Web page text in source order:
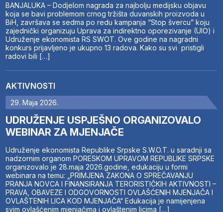
BANJALUKA – Dodjelom nagrada za najbolju medijsku objavu
koja se bavi problemom crnog tržišta duvanskih proizvoda u
BiH, završava se sedma po redu kampanja “Stop švercu” koju
zajednički organizuju Uprava za indirektno oporezivanje (UIO) i
Udruženje ekonomista RS SWOT. Ove godine na nagradni
konkurs prijavljeno je ukupno 13 radova. Kako su svi pristigli
radovi bili […]
AKTIVNOSTI
29. Maja 2026.
UDRUŽENJE USPJEŠNO ORGANIZOVALO
WEBINAR ZA MJENJAČE
Udruženje ekonomista Republike Srpske S.W.O.T. u saradnji sa
nadzornim organom PORESKOM UPRAVOM REPUBLIKE SRPSKE
organizovalo je 28.maja 2026.godine, edukaciju u formi
webinara na temu: „PRIMJENA ZAKONA O SPREČAVANJU
PRANJA NOVCA I FINANSIRANJA TERORISTIČKIH AKTIVNOSTI –
PRAVA, OBAVEZE I ODGOVORNOSTI OVLAŠĆENIH MJENJAČA I
OVLAŠTENIH LICA KOD MJENJAČA“ Edukacija je namijenjena
svim ovlašćenim mjenjačima i ovlaštenim licima […]